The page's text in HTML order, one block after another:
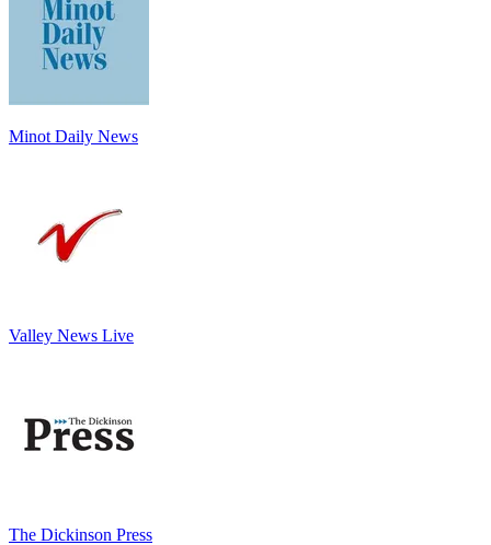
Minot Daily News
Valley News Live
The Dickinson Press